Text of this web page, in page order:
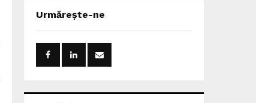
h
o
:
Urmărește-ne